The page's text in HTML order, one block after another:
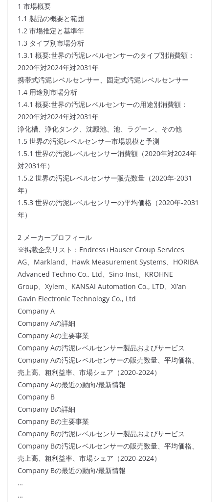
1 市場概要
1.1 製品の概要と範囲
1.2 市場推定と基準年
1.3 タイプ別市場分析
1.3.1 概要:世界の汚泥レベルセンサーのタイプ別消費額：
2020年対2024年対2031年
携帯式汚泥レベルセンサー、固定式汚泥レベルセンサー
1.4 用途別市場分析
1.4.1 概要:世界の汚泥レベルセンサーの用途別消費額：
2020年対2024年対2031年
浄化槽、浄化タンク、沈殿池、池、ラグーン、その他
1.5 世界の汚泥レベルセンサー市場規模と予測
1.5.1 世界の汚泥レベルセンサー消費額（2020年対2024年
対2031年）
1.5.2 世界の汚泥レベルセンサー販売数量（2020年-2031
年）
1.5.3 世界の汚泥レベルセンサーの平均価格（2020年-2031
年）
2 メーカープロフィール
※掲載企業リスト：Endress+Hauser Group Services
AG、Markland、Hawk Measurement Systems、HORIBA
Advanced Techno Co., Ltd、Sino-Inst、KROHNE
Group、Xylem、KANSAI Automation Co., LTD、Xi’an
Gavin Electronic Technology Co., Ltd
Company A
Company Aの詳細
Company Aの主要事業
Company Aの汚泥レベルセンサー製品およびサービス
Company Aの汚泥レベルセンサーの販売数量、平均価格、
売上高、粗利益率、市場シェア（2020-2024）
Company Aの最近の動向/最新情報
Company B
Company Bの詳細
Company Bの主要事業
Company Bの汚泥レベルセンサー製品およびサービス
Company Bの汚泥レベルセンサーの販売数量、平均価格、
売上高、粗利益率、市場シェア（2020-2024）
Company Bの最近の動向/最新情報
…
…